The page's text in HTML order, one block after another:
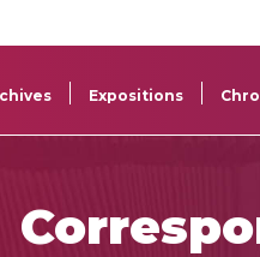
Sacem
projets
Expositions